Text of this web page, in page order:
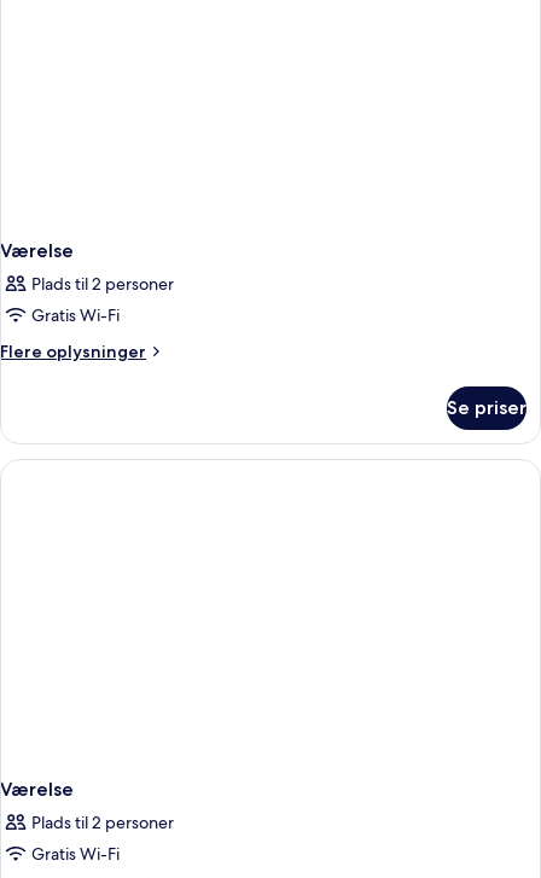
Værelse
Plads til 2 personer
Gratis Wi-Fi
Flere oplysninger
Flere
Se priser
Værelse
Plads til 2 personer
Gratis Wi-Fi